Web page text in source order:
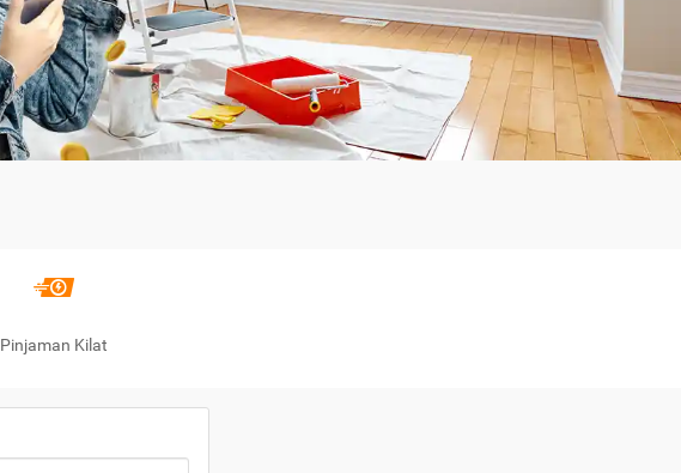
Pinjaman Kilat